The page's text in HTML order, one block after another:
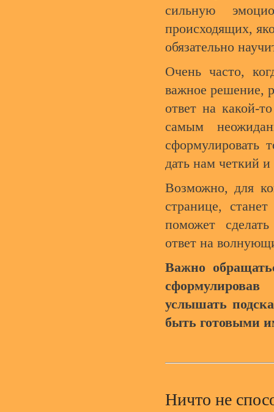
сильную
происходящих,
обязательно
Очень часто,
важное решение,
ответ на какой-
самым
сформулировать
дать нам четкий
Возможно, для
странице,
поможет
ответ на
Важно
услышать
быть готовыми
Ничто не